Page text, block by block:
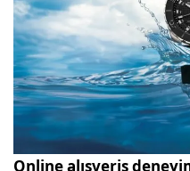
Online alışveriş